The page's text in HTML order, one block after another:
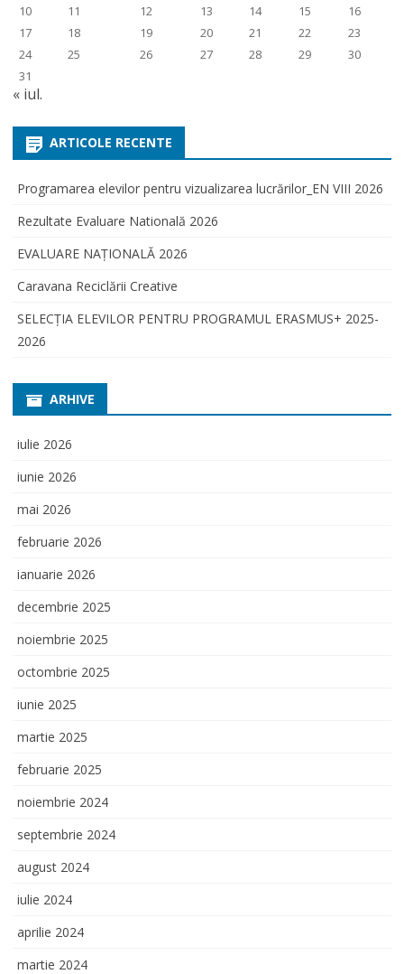
10 11 12 13 14 15
16
17
18 19 20 21 22
23
24
25 26 27 28 29
30
31
« iul.
ARTICOLE RECENTE
Programarea elevilor pentru vizualizarea lucrărilor_EN VIII 2026
Rezultate Evaluare Natională 2026
EVALUARE NAŢIONALĂ 2026
Caravana Reciclării Creative
SELECŢIA ELEVILOR PENTRU PROGRAMUL ERASMUS+ 2025-
2026
ARHIVE
iulie 2026
iunie 2026
mai 2026
februarie 2026
ianuarie 2026
decembrie 2025
noiembrie 2025
octombrie 2025
iunie 2025
martie 2025
februarie 2025
noiembrie 2024
septembrie 2024
august 2024
iulie 2024
aprilie 2024
martie 2024